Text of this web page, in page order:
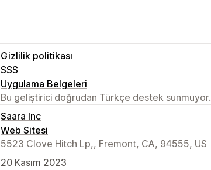
Gizlilik politikası
SSS
Uygulama Belgeleri
Bu geliştirici doğrudan Türkçe destek sunmuyor.
Saara Inc
Web Sitesi
5523 Clove Hitch Lp,, Fremont, CA, 94555, US
20 Kasım 2023